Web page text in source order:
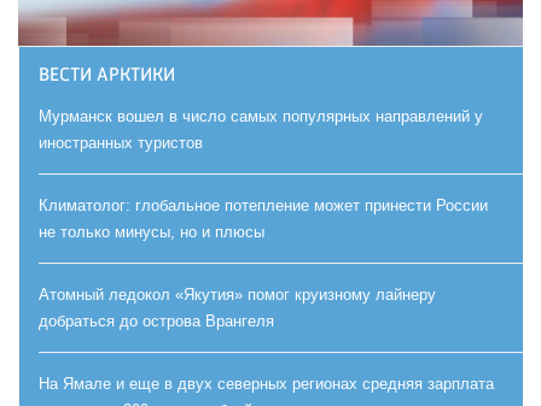
ВЕСТИ АРКТИКИ
Мурманск вошел в число самых популярных направлений у
иностранных туристов
Климатолог: глобальное потепление может принести России
не только минусы, но и плюсы
Атомный ледокол «Якутия» помог круизному лайнеру
добраться до острова Врангеля
На Ямале и еще в двух северных регионах средняя зарплата